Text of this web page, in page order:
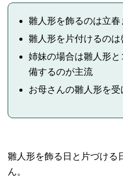
雛人形を飾るのは立春
雛人形を片付けるのは
姉妹の場合は雛人形
備するのが主流
お母さんの雛人形を受
雛人形を飾る日と片づける
ん。